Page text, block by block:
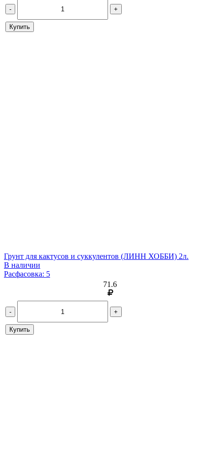
- +
Купить
Грунт для кактусов и суккулентов (ЛИНН ХОББИ) 2л.
В наличии
Расфасовка: 5
71.6
- +
Купить